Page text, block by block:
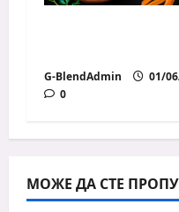
G-BlendAdmin
01/
0
МОЖЕ ДА СТЕ